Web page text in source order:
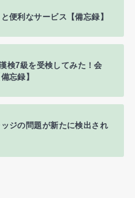
便利なサービス【備忘録】
検7級を受検してみた！会
忘録】
ジの問題が新たに検出され